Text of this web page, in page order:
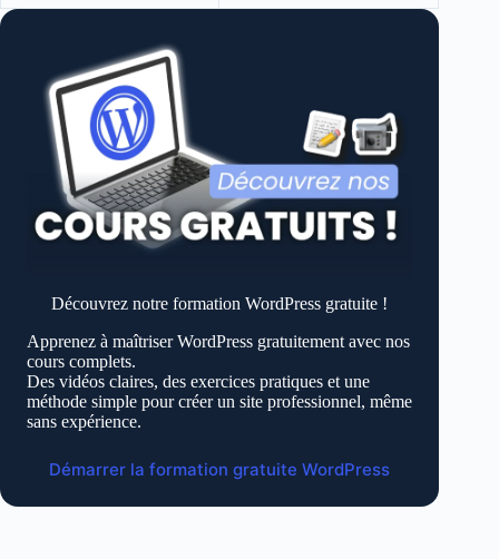
Découvrez notre formation WordPress gratuite !
Apprenez à maîtriser WordPress gratuitement avec nos
cours complets.
Des vidéos claires, des exercices pratiques et une
méthode simple pour créer un site professionnel, même
sans expérience.
Démarrer la formation gratuite WordPress